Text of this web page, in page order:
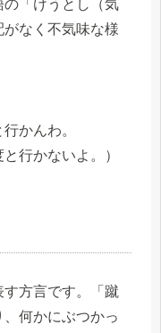
の「けうとし（気
なく不気味な様
かんわ。
行かないよ。）
す方言です。「蹴
何かにぶつかっ